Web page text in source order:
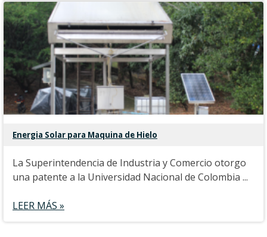
Energia Solar para Maquina de Hielo
La Superintendencia de Industria y Comercio otorgo
una patente a la Universidad Nacional de Colombia ...
LEER MÁS »